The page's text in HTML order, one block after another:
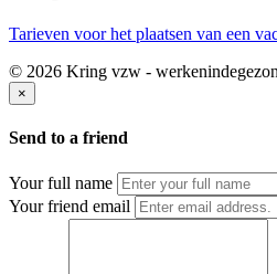
Tarieven voor het plaatsen van een
© 2026 Kring vzw -
×
Send to a friend
Your full name
Your friend email